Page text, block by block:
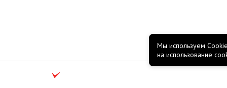
Мы используем
на использование